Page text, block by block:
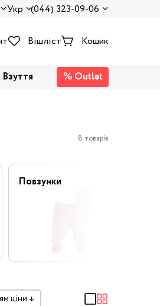
Укр (044) 323-09-06
Вішліст Кошик
Взуття
% Outlet
8 товарів
Повзунки
ціни ↓